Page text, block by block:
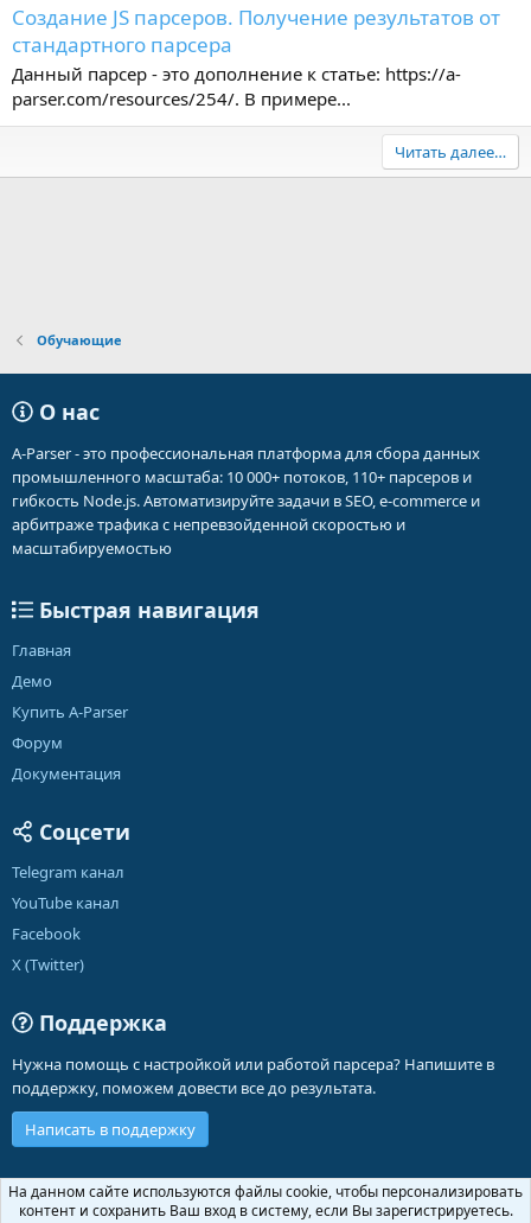
Создание JS парсеров. Получение результатов от
стандартного парсера
Данный парсер - это дополнение к статье: https://a-
parser.com/resources/254/. В примере...
Читать далее…
Обучающие
О нас
A-Parser - это профессиональная платформа для сбора данных
промышленного масштаба: 10 000+ потоков, 110+ парсеров и
гибкость Node.js. Автоматизируйте задачи в SEO, e-commerce и
арбитраже трафика с непревзойденной скоростью и
масштабируемостью
Быстрая навигация
Главная
Демо
Купить A-Parser
Форум
Документация
Соцсети
Telegram канал
YouTube канал
Facebook
X (Twitter)
Поддержка
Нужна помощь с настройкой или работой парсера? Напишите в
поддержку, поможем довести все до результата.
Написать в поддержку
Russian (RU)
На данном сайте используются файлы cookie, чтобы персонализировать
контент и сохранить Ваш вход в систему, если Вы зарегистрируетесь.